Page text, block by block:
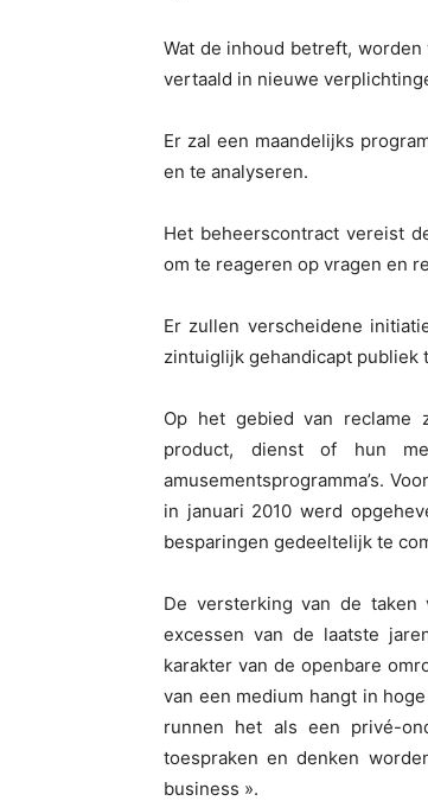
Wat de inhoud betreft,
vertaald in nieuwe
Er zal een maandelijks
en te analyseren.
Het beheerscontract vereist
om te reageren op vragen en
Er zullen verscheidene
zintuiglijk gehandicapt publiek
Op het gebied van reclame
product, dienst of hun
amusementsprogramma’s.
in januari 2010 werd
besparingen gedeeltelijk te
De versterking van de
excessen van de laatste
karakter van de openbare
van een medium hangt in
runnen het als een privé-
toespraken en denken
business ».